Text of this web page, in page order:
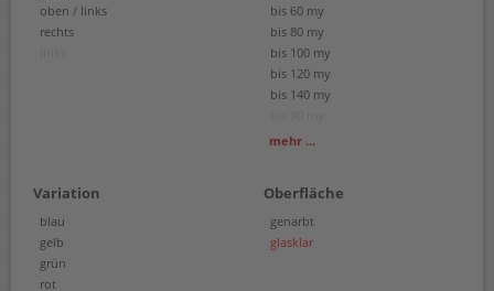
oben / links
rechts
bis 60 my
bis 80 my
bis 100 my
bis 120 my
bis 140 my
bis 170 my
mehr ...
Variation
blau
gelb
grün
rot
Oberfläche
genarbt
glasklar